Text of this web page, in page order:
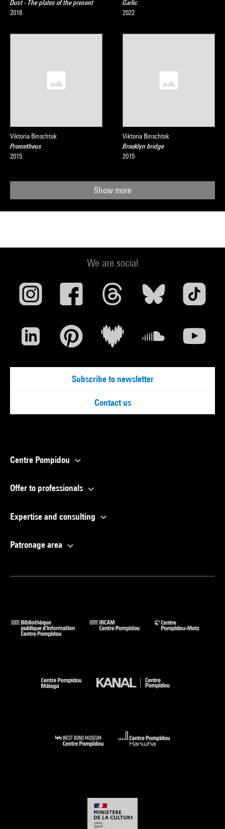
Dust - The plates of the present
2018
Garlic
2022
Viktoria Binschtok
Prometheus
2015
Viktoria Binschtok
Brooklyn bridge
2015
Show more
We are social
Subscribe to newsletter
Contact us
Centre Pompidou
Offer to professionals
Expertise and consulting
Patronage area